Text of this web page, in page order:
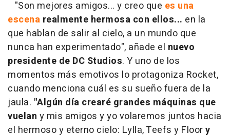
"Son mejores amigos... y creo que es una
escena realmente hermosa con ellos... en la
que hablan de salir al cielo, a un mundo que
nunca han experimentado", añade el nuevo
presidente de DC Studios. Y uno de los
momentos más emotivos lo protagoniza Rocket,
cuando menciona cuál es su sueño fuera de la
jaula. "Algún día crearé grandes máquinas que
vuelan y mis amigos y yo volaremos juntos hacia
el hermoso y eterno cielo: Lylla, Teefs y Floory